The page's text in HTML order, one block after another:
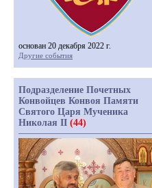
основан 20 декабря 2022 г.
Другие события
Подразделение Почетных
Конвойцев Конвоя Памяти
Святого Царя Мученика
Николая II (44)